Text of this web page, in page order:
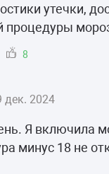
утечки,
процедуры
8
дек. 2024
Я включила
минус 18 не